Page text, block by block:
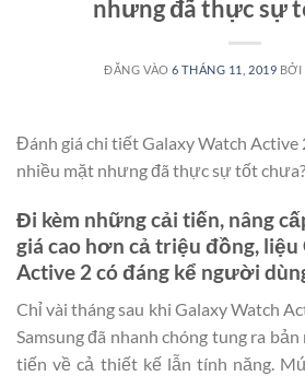
nhưng đã thực sự
ĐĂNG VÀO6 THÁNG 11, 2019 BỞI
Đánh giá chi tiết Galaxy Watch Active
nhiều mặt nhưng đã thực sự tốt chưa?
Đi kèm những cải tiến, nâng
giá cao hơn cả triệu đồng, liệu
Active 2 có đáng kể người
Chỉ vài tháng sau khi Galaxy Watch
Samsung đã nhanh chóng tung ra
tiến về cả thiết kế lẫn tính năng.